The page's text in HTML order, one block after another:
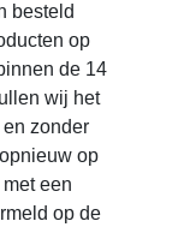
besteld
op
de 14
wij het
zonder
op
een
op de